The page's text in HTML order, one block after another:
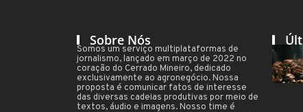
Sobre Nós
Somos um serviço multiplataformas de
jornalismo, lançado em março de 2022 no
coração do Cerrado Mineiro, dedicado
exclusivamente ao agronegócio. Nossa
proposta é comunicar fatos de interesse
das diversas cadeias produtivas por meio de
textos, áudio e imagens. Nosso time é